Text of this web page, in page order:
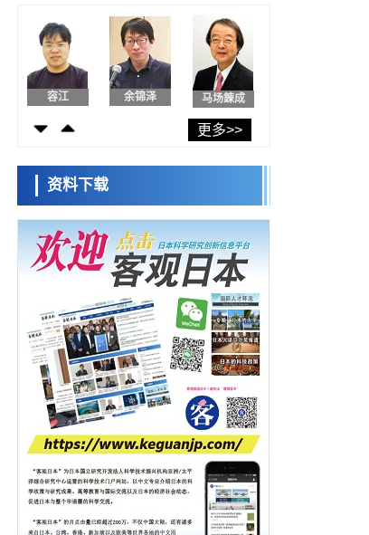
科学研究
【JST事业成果】开发低成本与低功耗的新型
AI处理器
政策
日本科研费增设国际共同研究强化新类别，
促进青年研究人员赴海外开展研究
铁道综研新任理事长芦谷公稔：依托超导和
科学研究
东京大学通过叶绿体基因组编辑技术强化碳
固定酶，成功提高光合作用能力与生产力
藤田医科大学等成功鉴定出非结核分枝杆菌
生存的必需基因，首次揭示该基因的必要性
因菌株而异
经济・社会
【AI法下篇】如何应对AI的不可控性——中
央大学平野晋教授专访
科学研究
【JST事业成果】开发低成本与低功耗的新型
AI处理器
政策
日本科研费增设国际共同研究强化新类别，
促进青年研究人员赴海外开展研究
经济・社会
铁道综研新任理事长芦谷公稔：依托超导和
防灾等核心优势服务社会
科学研究
东京大学通过叶绿体基因组编辑技术强化碳
固定酶，成功提高光合作用能力与生产力
科学研究
藤田医科大学等成功鉴定出非结核分枝杆菌
日本科学未
流员
小岩井忠道
更多>>
资料下载